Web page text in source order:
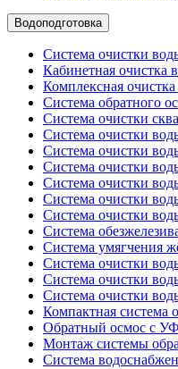
Водоподготовка
Система очистки
Кабинетная очистка
Комплексная
Система обратного
Система очистки
Система очистки
Система очистки
Система очистки
Система очистки
Система очистки
Система очистки
Система
Система умягчения
Система очистки
Система очистки
Система очистки
Компактная система
Обратный осмос c
Монтаж системы
Система